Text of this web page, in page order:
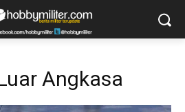
Angkasa